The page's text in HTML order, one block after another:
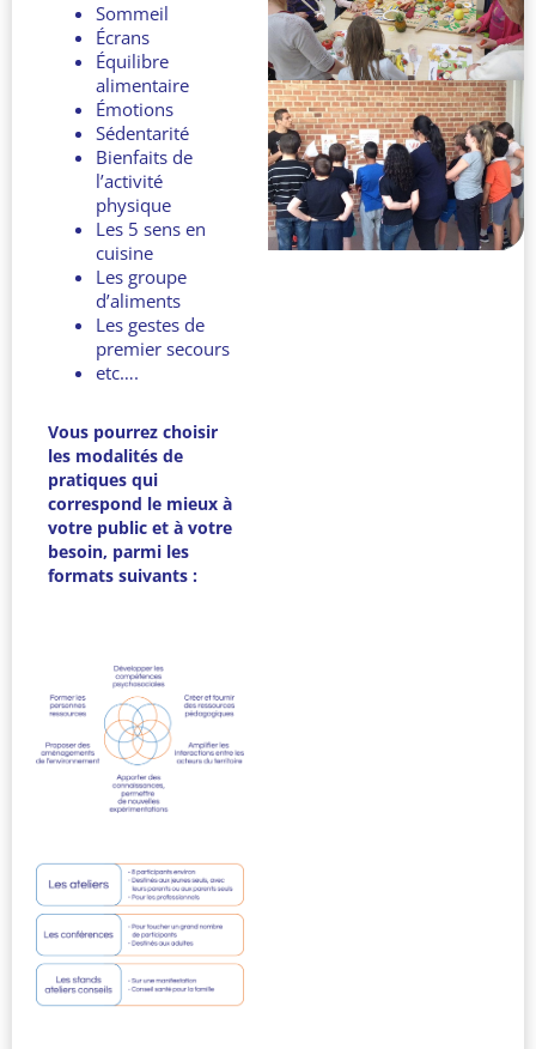
Sommeil
Écrans
Équilibre
alimentaire
Émotions
Sédentarité
Bienfaits de
l’activité
physique
Les 5 sens en
cuisine
Les groupe
d’aliments
Les gestes de
premier secours
etc….
Vous pourrez choisir
les modalités de
pratiques qui
correspond le mieux à
votre public et à votre
besoin, parmi les
formats suivants :